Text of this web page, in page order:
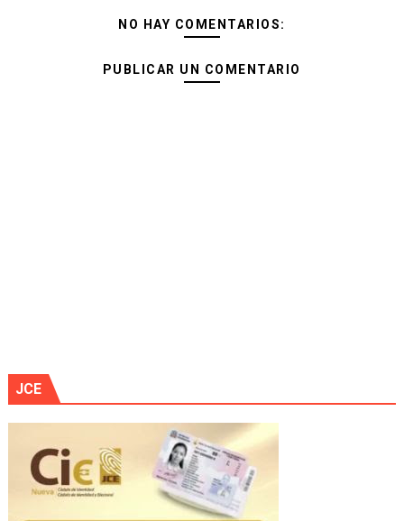
NO HAY COMENTARIOS:
PUBLICAR UN COMENTARIO
JCE